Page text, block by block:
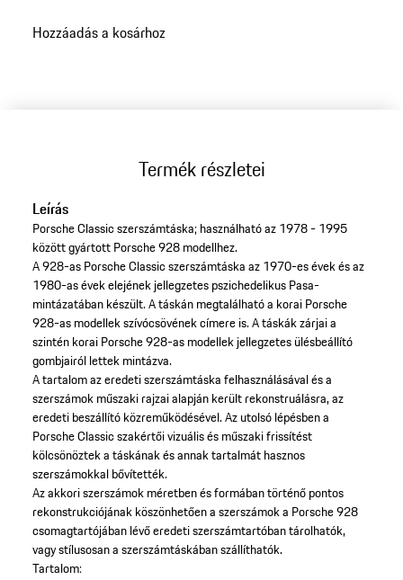
Hozzáadás a kosárhoz
Termék részletei
Leírás
Porsche Classic szerszámtáska; használható az 1978 - 1995
között gyártott Porsche 928 modellhez.
A 928-as Porsche Classic szerszámtáska az 1970-es évek és az
1980-as évek elejének jellegzetes pszichedelikus Pasa-
mintázatában készült. A táskán megtalálható a korai Porsche
928-as modellek szívócsövének címere is. A táskák zárjai a
szintén korai Porsche 928-as modellek jellegzetes ülésbeállító
gombjairól lettek mintázva.
A tartalom az eredeti szerszámtáska felhasználásával és a
szerszámok műszaki rajzai alapján került rekonstruálásra, az
eredeti beszállító közreműködésével. Az utolsó lépésben a
Porsche Classic szakértői vizuális és műszaki frissítést
kölcsönöztek a táskának és annak tartalmát hasznos
szerszámokkal bővítették.
Az akkori szerszámok méretben és formában történő pontos
rekonstrukciójának köszönhetően a szerszámok a Porsche 928
csomagtartójában lévő eredeti szerszámtartóban tárolhatók,
vagy stílusosan a szerszámtáskában szállíthatók.
Tartalom: